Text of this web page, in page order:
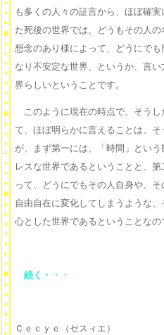
も多くの人々の証言から、ほぼ確
た死後の世界では、どうもその人
想念のあり様によって、どうにで
なり不安定な世界、というか、言
界らしいということです。
このように現在の時点で、そうし
て、ほぼ明らかに言えることは、
が、まず第一には、「時間」とい
レスな世界であるということと、
って、どうにでもその人自身や、
自由自在に変化してしまうような
心とした世界であるということなの
続く・・・
Ｃｅｃｙｅ（セスィエ）